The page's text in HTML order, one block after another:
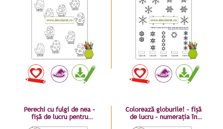
Perechi cu fulgi de nea –
fișă de lucru pentru
Colorează globurile! – fișă
de lucru – numerația în